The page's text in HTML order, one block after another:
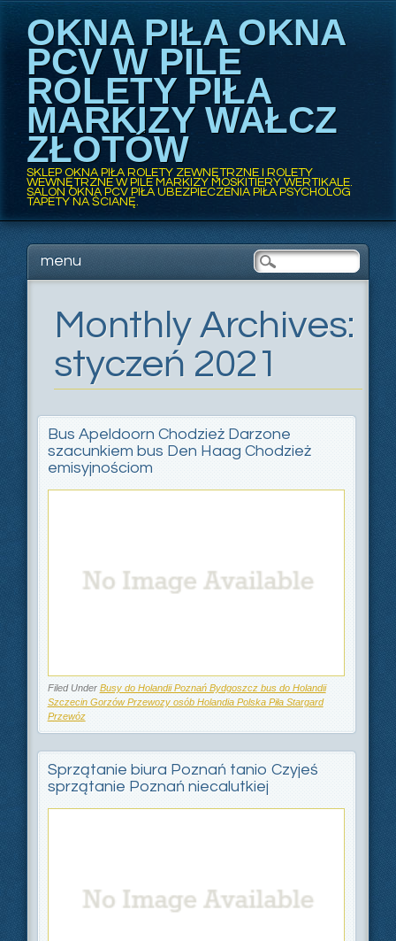
OKNA PIŁA OKNA
PCV W PILE
ROLETY PIŁA
MARKIZY WAŁCZ
ZŁOTÓW
SKLEP OKNA PIŁA ROLETY ZEWNĘTRZNE I ROLETY
WEWNĘTRZNE W PILE MARKIZY MOSKITIERY WERTIKALE.
SALON OKNA PCV PIŁA UBEZPIECZENIA PIŁA PSYCHOLOG
TAPETY NA ŚCIANĘ.
Main menu
Skipmenu
Monthly Archives:
styczeń 2021
Bus Apeldoorn Chodzież Darzone
szacunkiem bus Den Haag Chodzież
emisyjnościom
Filed Under Busy do Holandii Poznań Bydgoszcz bus do Holandii
Szczecin Gorzów Przewozy osób Holandia Polska Piła Stargard
Przewóz
Sprzątanie biura Poznań tanio Czyjeś
sprzątanie Poznań niecalutkiej